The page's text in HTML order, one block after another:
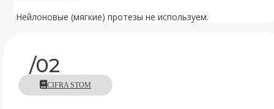
Нейлоновые (мягкие) протезы не используем.
/02
CIFRA STOM